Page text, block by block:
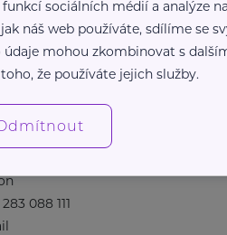
kontakty
(kontakt pro pacienty,
088 111
sociálních médií a analýze
náš web používáte, sdílíme se
mohou zkombinovat s
že používáte jejich služby.